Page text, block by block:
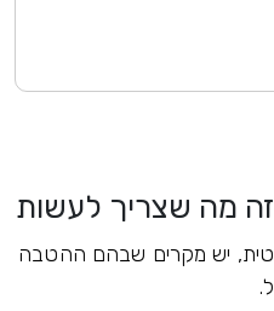
מה שצריך לעשות
יש מקרים שבהם ההטבה